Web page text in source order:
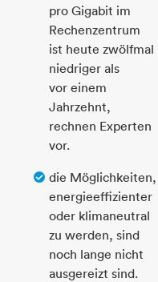
pro Gigabit im
Rechenzentrum
ist heute zwölfmal
niedriger als
vor einem
Jahrzehnt,
rechnen Experten
vor.
die Möglichkeiten,
energieeffizienter
oder klimaneutral
zu werden, sind
noch lange nicht
ausgereizt sind.